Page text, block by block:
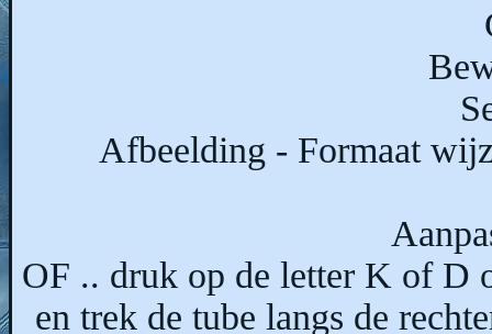
Afbeelding - Formaat
OF .. druk op de letter K of D
en trek de tube langs de